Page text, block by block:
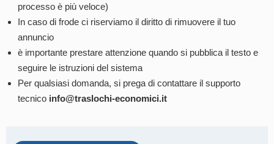
processo è più veloce)
In caso di frode ci riserviamo il diritto di rimuovere il tuo
annuncio
è importante prestare attenzione quando si pubblica il testo e
seguire le istruzioni del sistema
Per qualsiasi domanda, si prega di contattare il supporto
tecnico info@traslochi-economici.it